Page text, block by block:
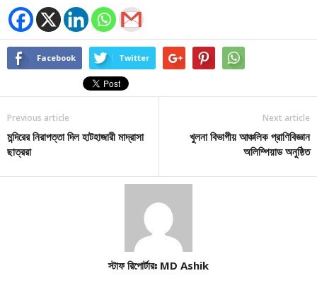
Facebook Twitter
Previous article
মন্দিরের নিরাপত্তা দিল হাটহাজারী মাদ্রাসা
ছাত্ররা
Next article
খুলনা বিভাগীয় আঞ্চলিক প্রাণিবিজ্ঞান
অলিম্পিয়াড অনুষ্ঠিত
স্টাফ রিপোর্টারঃ MD Ashik